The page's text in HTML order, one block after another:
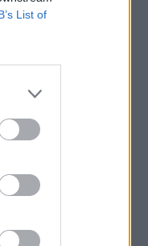
List of